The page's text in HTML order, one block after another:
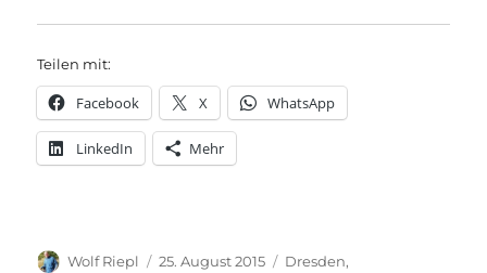
Teilen mit:
Facebook X WhatsApp
LinkedIn Mehr
Autor
Wolf Riepl
Veröffentlicht
25. August 2015 Kategorien
Dresden,